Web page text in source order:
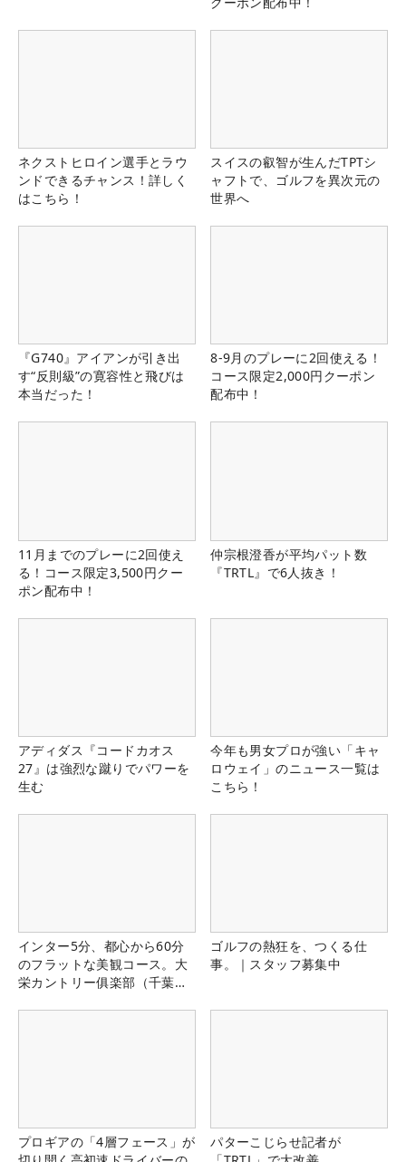
ネクストヒロイン選手とラウ
ンドできるチャンス！詳しく
はこちら！
スイスの叡智が生んだTPTシ
ャフトで、ゴルフを異次元の
世界へ
『G740』アイアンが引き出
す“反則級”の寛容性と飛びは
本当だった！
8-9月のプレーに2回使える！
コース限定2,000円クーポン
配布中！
11月までのプレーに2回使え
る！コース限定3,500円クー
ポン配布中！
仲宗根澄香が平均パット数
『TRTL』で6人抜き！
アディダス『コードカオス
27』は強烈な蹴りでパワーを
生む
今年も男女プロが強い「キャ
ロウェイ」のニュース一覧は
こちら！
インター5分、都心から60分
のフラットな美観コース。大
栄カントリー俱楽部（千葉
ゴルフの熱狂を、つくる仕
事。｜スタッフ募集中
プロギアの「4層フェース」が
パターこじらせ記者が